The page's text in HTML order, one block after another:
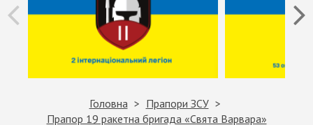
Головна
Прапори ЗСУ
Прапор 19 ракетна бригада «Свята Варвара»